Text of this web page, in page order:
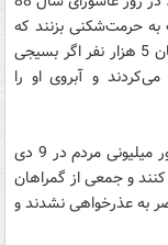
حرمت‌شکنی بزنند که
این نیز سبب حمایت میرحسین موسوی شود و همان 5 هزار نفر اگر بسیجی
و آبروی او را
وی ادامه داد: نتیجه این موضوعات این شد تا حضور میلیونی مردم در 9 دی
و جمعی از گمراهان
به عذرخواهی نشدند و